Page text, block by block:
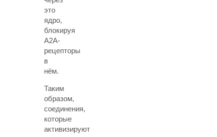
это
ядро,
блокируя
А2А-
рецепторы
в
нём.
Таким
образом,
соединения,
которые
активизируют